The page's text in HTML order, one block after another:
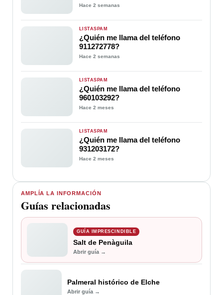
AMPLÍA LA INFORMACIÓN
Guías relacionadas
GUÍA IMPRESCINDIBLE
Salt de Penàguila
Abrir guía →
Palmeral histórico de Elche
Abrir guía →
Hace 2 semanas
LISTASPAM
¿Quién me llama del teléfono
911272778?
Hace 2 semanas
LISTASPAM
¿Quién me llama del teléfono
960103292?
Hace 2 meses
LISTASPAM
¿Quién me llama del teléfono
931203172?
Hace 2 meses